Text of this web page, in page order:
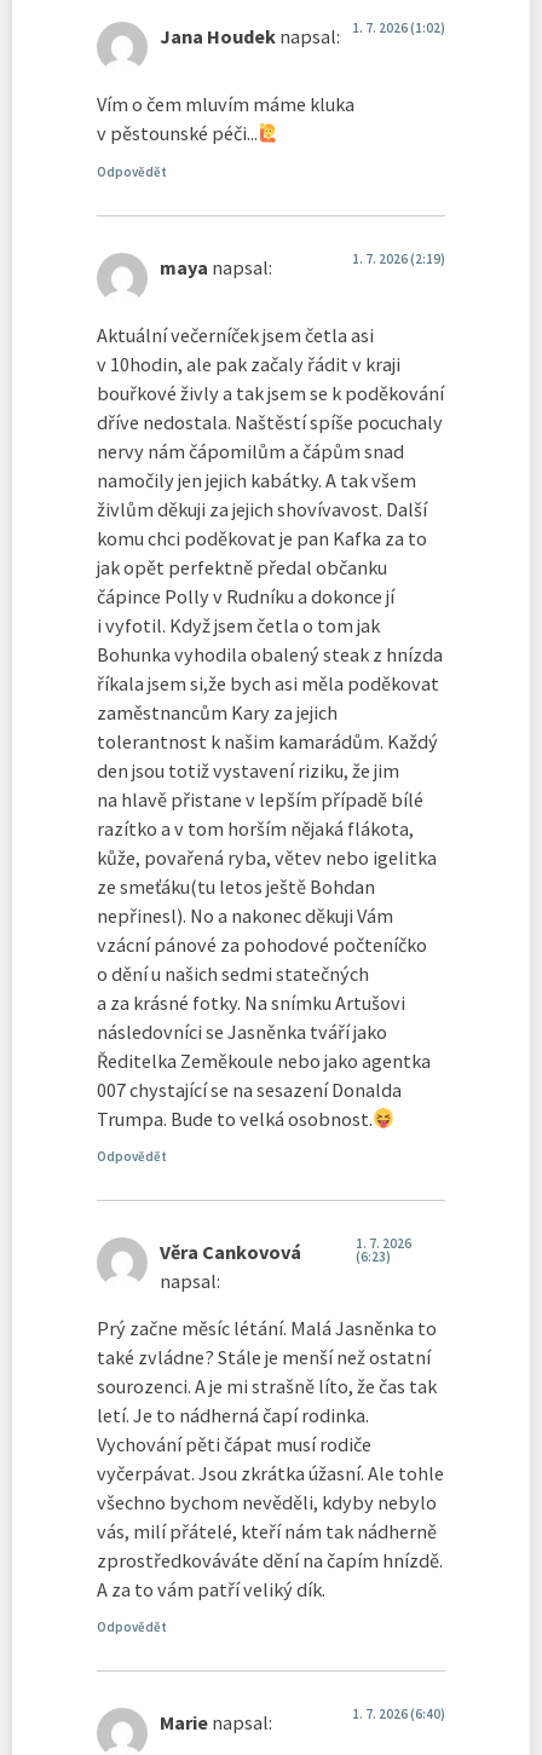
Jana Houdek napsal: 1. 7. 2026 (1:02)
Vím o čem mluvím máme kluka
v pěstounské péči...
Odpovědět
maya napsal: 1. 7. 2026 (2:19)
Aktuální večerníček jsem četla asi
v 10hodin, ale pak začaly řádit v kraji
bouřkové živly a tak jsem se k poděkování
dříve nedostala. Naštěstí spíše pocuchaly
nervy nám čápomilům a čápům snad
namočily jen jejich kabátky. A tak všem
živlům děkuji za jejich shovívavost. Další
komu chci poděkovat je pan Kafka za to
jak opět perfektně předal občanku
čápince Polly v Rudníku a dokonce jí
i vyfotil. Když jsem četla o tom jak
Bohunka vyhodila obalený steak z hnízda
říkala jsem si,že bych asi měla poděkovat
zaměstnancům Kary za jejich
tolerantnost k našim kamarádům. Každý
den jsou totiž vystavení riziku, že jim
na hlavě přistane v lepším případě bílé
razítko a v tom horším nějaká flákota,
kůže, povařená ryba, větev nebo igelitka
ze smeťáku(tu letos ještě Bohdan
nepřinesl). No a nakonec děkuji Vám
vzácní pánové za pohodové počteníčko
o dění u našich sedmi statečných
a za krásné fotky. Na snímku Artušovi
následovníci se Jasněnka tváří jako
Ředitelka Zeměkoule nebo jako agentka
007 chystající se na sesazení Donalda
Trumpa. Bude to velká osobnost.
Odpovědět
Věra Cankovová
napsal:
1. 7. 2026
(6:23)
Prý začne měsíc létání. Malá Jasněnka to
také zvládne? Stále je menší než ostatní
sourozenci. A je mi strašně líto, že čas tak
letí. Je to nádherná čapí rodinka.
Vychování pěti čápat musí rodiče
vyčerpávat. Jsou zkrátka úžasní. Ale tohle
všechno bychom nevěděli, kdyby nebylo
vás, milí přátelé, kteří nám tak nádherně
zprostředkováváte dění na čapím hnízdě.
A za to vám patří veliký dík.
Odpovědět
Marie napsal: 1. 7. 2026 (6:40)